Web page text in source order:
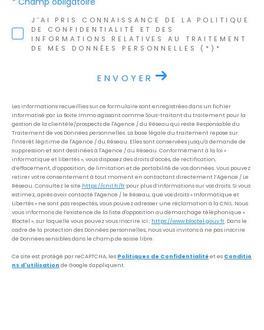
J'AI PRIS CONNAISSANCE DE LA POLITIQUE
DE CONFIDENTIALITÉ ET DES
INFORMATIONS RELATIVES AU TRAITEMENT
DE MES DONNÉES PERSONNELLES (*)*
ENVOYER
Les informations recueillies sur ce formulaire sont enregistrées dans un fichier
informatisé par La Boite Immo agissant comme Sous-traitant du traitement pour la
gestion de la clientèle/prospects de l'Agence / du Réseau qui reste Responsable du
Traitement de vos Données personnelles. La base légale du traitement repose sur
l'intérêt légitime de l'Agence / du Réseau. Elles sont conservées jusqu'à demande de
suppression et sont destinées à l'Agence / au Réseau. Conformément à la loi «
informatique et libertés », vous disposez des droits d’accès, de rectification,
d’effacement, d’opposition, de limitation et de portabilité de vos données. Vous pouvez
retirer votre consentement à tout moment en contactant directement l’Agence / Le
Réseau. Consultez le site https://cnil.fr/fr pour plus d’informations sur vos droits. Si vous
estimez, après avoir contacté l'Agence / le Réseau, que vos droits « Informatique et
Libertés » ne sont pas respectés, vous pouvez adresser une réclamation à la CNIL. Nous
vous informons de l’existence de la liste d'opposition au démarchage téléphonique «
Bloctel », sur laquelle vous pouvez vous inscrire ici : https://www.bloctel.gouv.fr. Dans le
cadre de la protection des Données personnelles, nous vous invitons à ne pas inscrire
de Données sensibles dans le champ de saisie libre.
Ce site est protégé par reCAPTCHA, les Politiques de Confidentialitéet es Conditio
ns d'utilisation de Google s'appliquent.